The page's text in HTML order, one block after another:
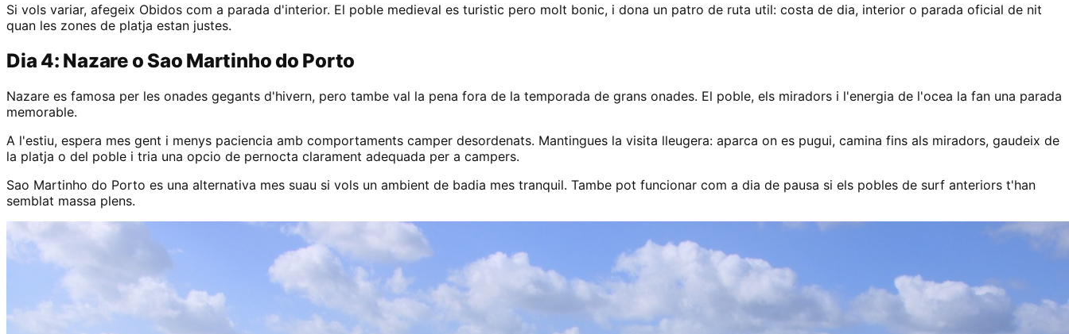
Si vols variar, afegeix Obidos com a parada d'interior. El poble medieval es turistic pero molt bonic, i dona un patro de ruta util: costa de dia, interior o parada oficial de nit
quan les zones de platja estan justes.
Dia 4: Nazare o Sao Martinho do Porto
Nazare es famosa per les onades gegants d'hivern, pero tambe val la pena fora de la temporada de grans onades. El poble, els miradors i l'energia de l'ocea la fan una parada
memorable.
A l'estiu, espera mes gent i menys paciencia amb comportaments camper desordenats. Mantingues la visita lleugera: aparca on es pugui, camina fins als miradors, gaudeix de
la platja o del poble i tria una opcio de pernocta clarament adequada per a campers.
Sao Martinho do Porto es una alternativa mes suau si vols un ambient de badia mes tranquil. Tambe pot funcionar com a dia de pausa si els pobles de surf anteriors t'han
semblat massa plens.